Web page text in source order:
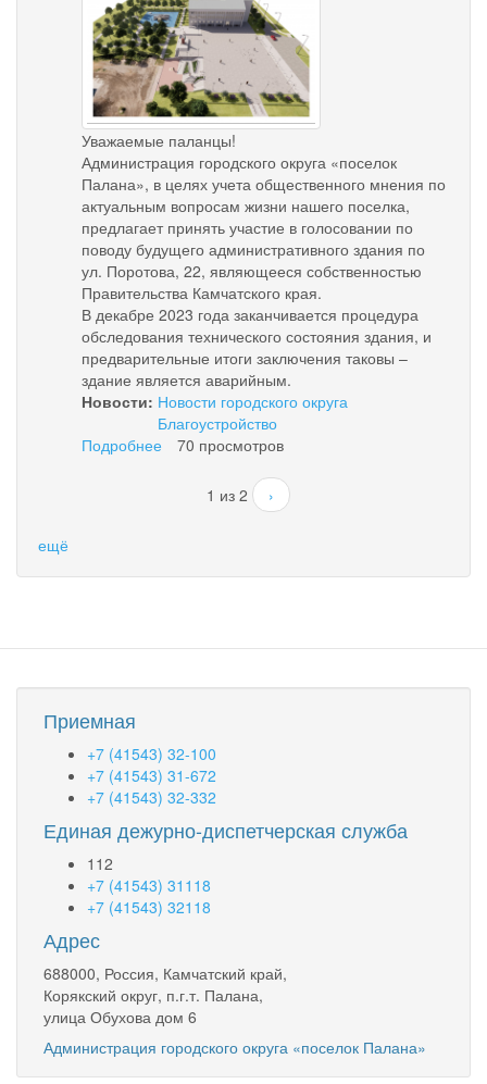
Уважаемые паланцы!
Администрация городского округа «поселок
Палана», в целях учета общественного мнения по
актуальным вопросам жизни нашего поселка,
предлагает принять участие в голосовании по
поводу будущего административного здания по
ул. Поротова, 22, являющееся собственностью
Правительства Камчатского края.
В декабре 2023 года заканчивается процедура
обследования технического состояния здания, и
предварительные итоги заключения таковы –
здание является аварийным.
Новости: Новости городского округа
Благоустройство
Подробнее
благоустройство
70 просмотров
1 из 2 ›
ещё
Приемная
+7 (41543) 32-100
+7 (41543) 31-672
+7 (41543) 32-332
Единая дежурно-диспетчерская служба
112
+7 (41543) 31118
+7 (41543) 32118
Адрес
688000, Россия, Камчатский край,
Корякский округ, п.г.т. Палана,
улица Обухова дом 6
Администрация городского округа «поселок Палана»